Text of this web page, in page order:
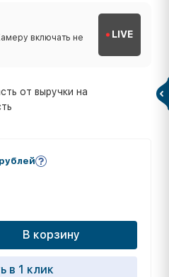
включать не
LIVE
от выручки на
В корзину
в 1 клик